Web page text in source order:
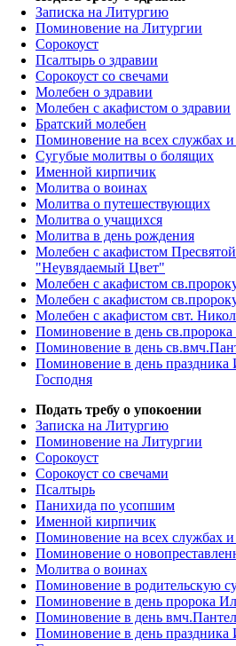
Записка на Литургию
Поминовение на Литургии
Сорокоуст
Псалтырь о здравии
Сорокоуст со свечами
Молебен о здравии
Молебен с акафистом о здравии
Братский молебен
Поминовение на всех службах
Сугубые молитвы о болящих
Именной кирпичик
Молитва о воинах
Молитва о путешествующих
Молитва о учащихся
Молитва в день рождения
Молебен с акафистом
"Неувядаемый Цвет"
Молебен с акафистом
Молебен с акафистом
Молебен с акафистом свт.
Поминовение в день
Поминовение в день
Поминовение в день праздника
Господня
Подать требу о упокоении
Записка на Литургию
Поминовение на Литургии
Сорокоуст
Сорокоуст со свечами
Псалтырь
Панихида по усопшим
Именной кирпичик
Поминовение на всех службах
Поминовение о
Молитва о воинах
Поминовение в родительскую
Поминовение в день пророка
Поминовение в день
Поминовение в день праздника